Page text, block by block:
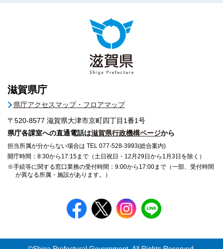
滋賀県庁
県庁アクセスマップ・フロアマップ
〒520-8577 滋賀県大津市京町四丁目1番1号
県庁各課室への直通電話は滋賀県行政機構ページから
担当所属が分からない場合は TEL 077-528-3993(総合案内)
開庁時間：8:30から17:15まで（土日祝日・12月29日から1月3日を除く）
※手続等に関する窓口業務の受付時間：9:00から17:00まで（一部、受付時間
が異なる所属・施設があります。）